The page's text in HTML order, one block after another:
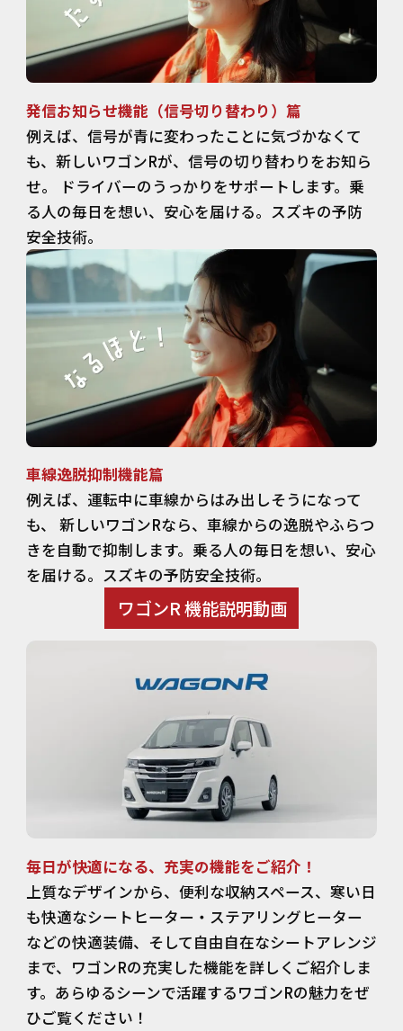
発信お知らせ機能（信号切り替わり）篇
例えば、信号が青に変わったことに気づかなくて
も、新しいワゴンRが、信号の切り替わりをお知ら
せ。 ドライバーのうっかりをサポートします。乗
る人の毎日を想い、安心を届ける。スズキの予防
安全技術。
車線逸脱抑制機能篇
例えば、運転中に車線からはみ出しそうになって
も、 新しいワゴンRなら、車線からの逸脱やふらつ
きを自動で抑制します。乗る人の毎日を想い、安心
を届ける。スズキの予防安全技術。
ワゴンR 機能説明動画
毎日が快適になる、充実の機能をご紹介！
上質なデザインから、便利な収納スペース、寒い日
も快適なシートヒーター・ステアリングヒーター
などの快適装備、そして自由自在なシートアレンジ
まで、ワゴンRの充実した機能を詳しくご紹介しま
す。あらゆるシーンで活躍するワゴンRの魅力をぜ
ひご覧ください！